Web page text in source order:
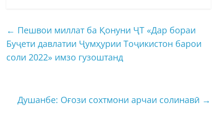
← Пешвои миллат ба Қонуни ҶТ «Дар бораи
Буҷети давлатии Ҷумҳурии Тоҷикистон барои
соли 2022» имзо гузоштанд
Душанбе: Оғози сохтмони арчаи солинавӣ →